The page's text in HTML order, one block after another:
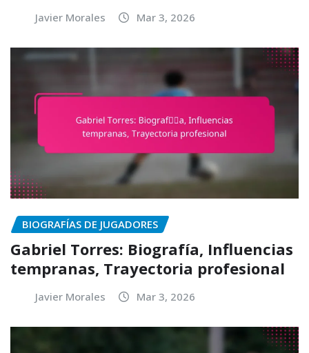
Javier Morales Mar 3, 2026
BIOGRAFÍAS DE JUGADORES
Gabriel Torres: Biografía, Influencias
tempranas, Trayectoria profesional
Javier Morales Mar 3, 2026